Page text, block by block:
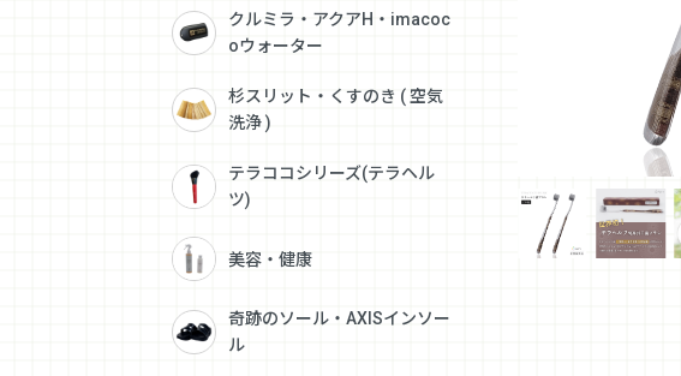
クルミラ・アクアH・imacoc
oウォーター
杉スリット・くすのき ( 空気
洗浄 )
テラココシリーズ(テラヘル
ツ)
美容・健康
奇跡のソール・AXISインソー
ル